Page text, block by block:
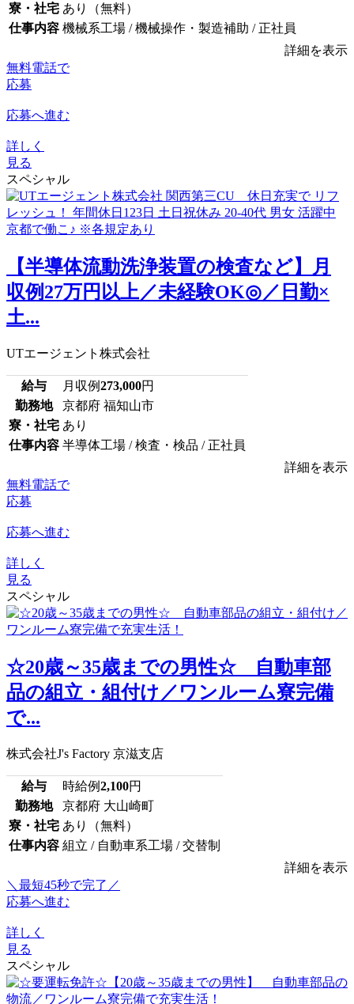
寮・社宅 あり（無料）
仕事内容 機械系工場 / 機械操作・製造補助 / 正社員
詳細を表示
無料電話で
応募
応募へ進む
詳しく
見る
スペシャル
【半導体流動洗浄装置の検査など】月
収例27万円以上／未経験OK◎／日勤×
土...
UTエージェント株式会社
給与 月収例273,000円
勤務地
京都府 福知山市
寮・社宅 あり
仕事内容 半導体工場 / 検査・検品 / 正社員
詳細を表示
無料電話で
応募
応募へ進む
詳しく
見る
スペシャル
☆20歳～35歳までの男性☆ 自動車部
品の組立・組付け／ワンルーム寮完備
で...
株式会社J's Factory 京滋支店
給与 時給例2,100円
勤務地
京都府 大山崎町
寮・社宅 あり（無料）
仕事内容 組立 / 自動車系工場 / 交替制
詳細を表示
＼最短45秒で完了／
応募へ進む
詳しく
見る
スペシャル